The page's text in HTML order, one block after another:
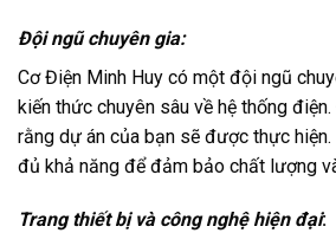
Đội ngũ chuyên gia:
Cơ Điện Minh Huy có một đội ngũ
kiến thức chuyên sâu về hệ thống
rằng dự án của bạn sẽ được thực
đủ khả năng để đảm bảo chất lượng
Trang thiết bị và công nghệ hiện đại: